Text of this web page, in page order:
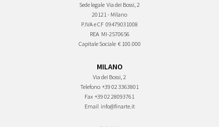
Sede legale Via dei Bossi, 2
20121 - Milano
P.IVA e CF 09479031008
REA MI-2570656
Capitale Sociale € 100.000
MILANO
Via dei Bossi, 2
Telefono +39 02 3363801
Fax +39 02 28093761
Email info@finarte.it